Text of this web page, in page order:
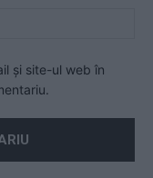
și site-ul web în